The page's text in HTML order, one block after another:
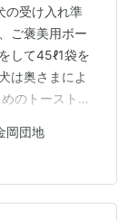
の受け入れ準
ご褒美用ボー
して45ℓ1袋を
は奥さまによ
のトーストに
ありがたいな
るくなる。 お
って眠ってし
なら布団にい
岡団地